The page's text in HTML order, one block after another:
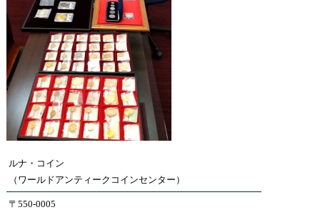
ルナ・コイン
（ワールドアンティークコインセンター）
〒550-0005